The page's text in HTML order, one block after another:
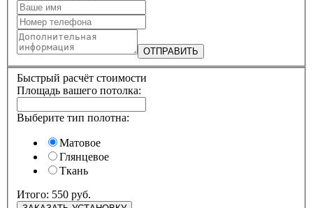
ОТПРАВИТЬ
Быстрый расчёт стоимости
Площадь вашего потолка:
Выберите тип полотна:
Матовое
Глянцевое
Ткань
Итого: 550 руб.